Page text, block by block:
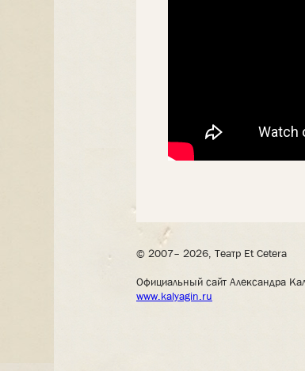
© 2007– 2026, Театр Et Cetera
Официальный сайт Александра
www.kalyagin.ru